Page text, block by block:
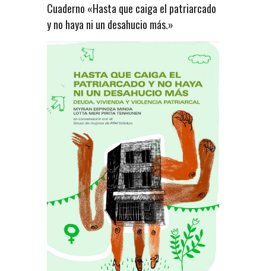
Cuaderno «Hasta que caiga el patriarcado
y no haya ni un desahucio más.»